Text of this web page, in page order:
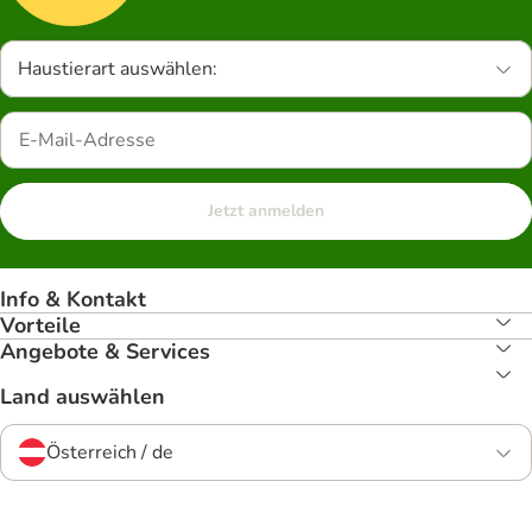
Haustierart auswählen:
Jetzt anmelden
Info & Kontakt
Vorteile
Angebote & Services
Land auswählen
Österreich / de